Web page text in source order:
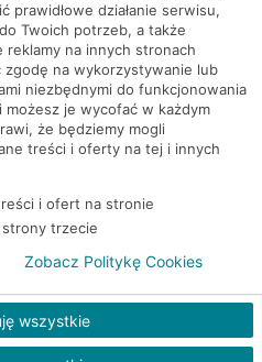
S.A. Wszelkie prawa zastrzeżone
prawidłowe działanie serwisu,
Twoich potrzeb, a także
reklamy na innych stronach
na wykorzystywanie lub
niezbędnymi do funkcjonowania
je wycofać w każdym
że będziemy mogli
treści i oferty na tej i innych
i ofert na stronie
trzecie
wszystkie
Zobacz Politykę Cookies